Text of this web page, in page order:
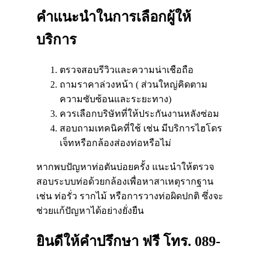
คำแนะนำในการเลือกผู้ให้
บริการ​
ตรวจสอบรีวิวและความน่าเชือถือ​
ถามราคาล่วงหน้า ( ส่วนใหญ่คิดตาม
ความซับซ้อนและระยะทาง)​
ควรเลือกบริษัทที่ให้ประกันงานหลังซ่อม​
สอบถามเทคนิคที่ใช้ เช่น มีบริการไฮโดร
เจ็ทหรือกล้องส่องท่อหรือไม่​
หากพบปัญหาท่อตันบ่อยครั้ง แนะนำให้ตรวจ
สอบระบบท่อด้วยกล้องเพื่อหาสาเหตุรากฐาน
เช่น ท่อรั่ว รากไม้ หรือการวางท่อผิดปกติ ซึ่งจะ
ช่วยแก้ปัญหาได้อย่างยั่งยืน
ยินดีให้คำปรึกษา ฟรี โทร. 089-